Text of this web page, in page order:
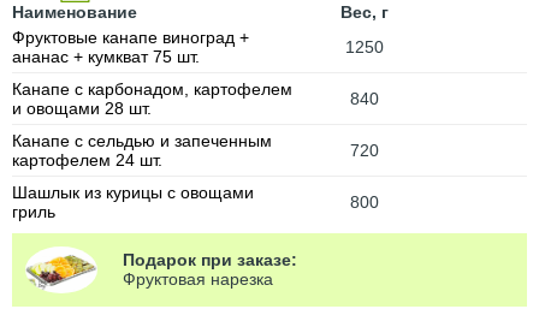
Наименование
Вес, г
Фруктовые канапе виноград +
ананас + кумкват 75 шт.
1250
Канапе с карбонадом, картофелем
и овощами 28 шт.
840
Канапе с сельдью и запеченным
картофелем 24 шт.
720
Шашлык из курицы с овощами
гриль
800
Подарок при заказе:
Фруктовая нарезка